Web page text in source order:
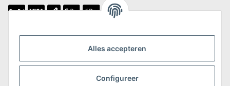
Alles accepteren
Configureer